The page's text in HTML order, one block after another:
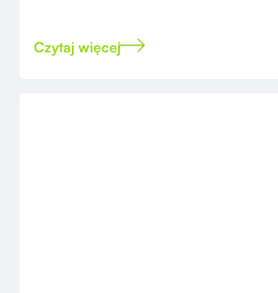
Czytaj więcej